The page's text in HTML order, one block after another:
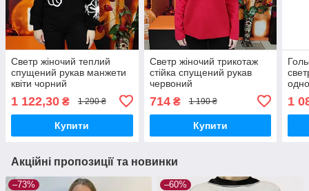
Светр жіночий теплий
спущений рукав манжети
квіти чорний
1 122,30 ₴ 1 290 ₴
Купити
Светр жіночий трикотаж
стійка спущений рукав
червоний
714₴ 1 190 ₴
Купити
1
Акційні пропозиції та новинки
–73% –60%